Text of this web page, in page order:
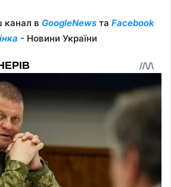
канал в GoogleNews та Facebook
- Новини України